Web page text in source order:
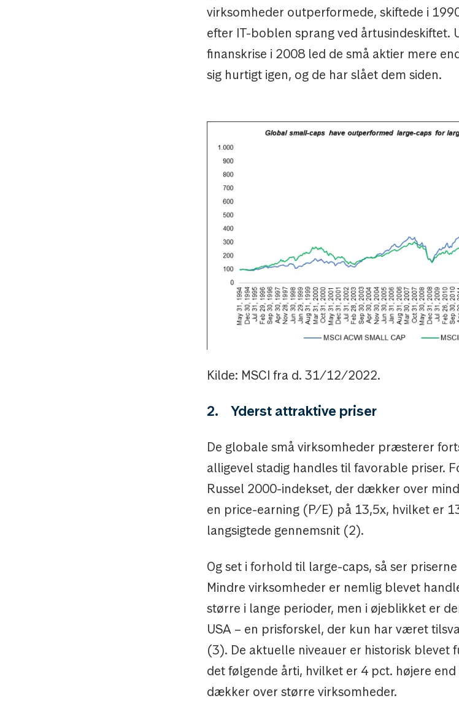
virksomheder outperformede, skiftede i
efter IT-boblen sprang ved årtusindeskiftet.
finanskrise i 2008 led de små aktier mere
sig hurtigt igen, og de har slået dem siden.
Kilde: MSCI fra d. 31/12/2022.
2. Yderst attraktive priser
De globale små virksomheder præsterer
alligevel stadig handles til favorable priser.
Russel 2000-indekset, der dækker over
en price-earning (P/E) på 13,5x, hvilket er
langsigtede gennemsnit (2).
Og set i forhold til large-caps, så ser
Mindre virksomheder er nemlig blevet
større i lange perioder, men i øjeblikket er
USA – en prisforskel, der kun har været
(3). De aktuelle niveauer er historisk blevet
det følgende årti, hvilket er 4 pct. højere
dækker over større virksomheder.